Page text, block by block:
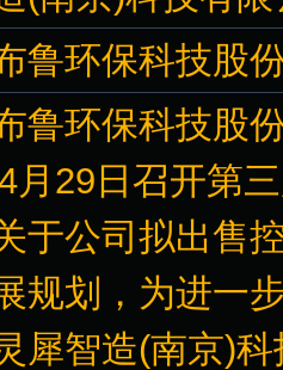
鲁环保科技股
鲁环保科技股
月29日召开第
于公司拟出售
规划，为进一
犀智造(南京)